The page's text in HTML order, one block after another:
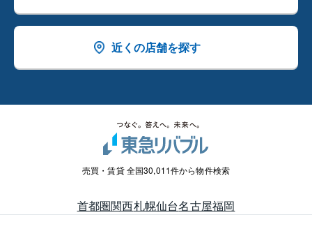
近くの店舗を探す
売買・賃貸 全国30,011件から物件検索
首都圏関西札幌仙台名古屋福岡